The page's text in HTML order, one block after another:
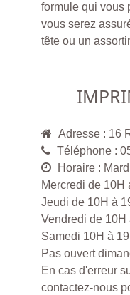
formule qui vous
vous serez
tête ou un
Adresse : 16
Téléphone :
Horaire :
Mercredi de 10H
Jeudi de 10H à
Vendredi de 10H
Samedi 10H à
Pas ouvert
En cas d'erreur
contactez-nous